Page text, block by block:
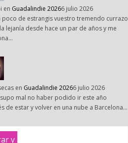
en Guadalindie 20266 julio 2026
poco de estrangis vuestro tremendo currazo
lejanía desde hace un par de años y me
en Guadalindie 20266 julio 2026
supo mal no haber podido ir este año
de estar y volver en una nube a Barcelona…